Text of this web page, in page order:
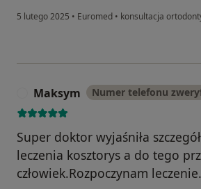
5 lutego 2025 • Euromed • konsultacja
Maksym Numer telefonu
Super doktor wyjaśniła
leczenia kosztorys a do tego
człowiek.Rozpoczynam leczenie.